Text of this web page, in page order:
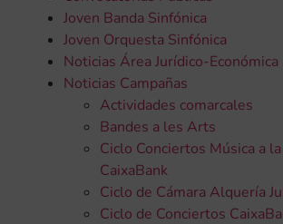
Joven Banda Sinfónica
Joven Orquesta Sinfónica
Noticias Área Jurídico-Económica
Noticias Campañas
Actividades comarcales
Bandes a les Arts
Ciclo Conciertos Música a
CaixaBank
Ciclo de Cámara Alquería
Ciclo de Conciertos